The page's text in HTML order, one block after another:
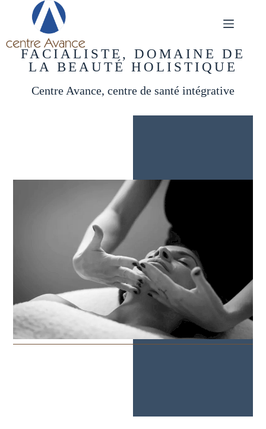
FACIALISTE, DOMAINE DE
LA BEAUTÉ HOLISTIQUE
Centre Avance, centre de santé intégrative